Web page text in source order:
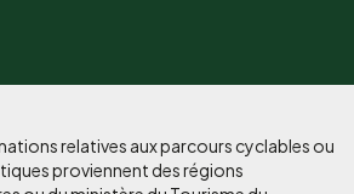
relatives aux parcours cyclables ou
proviennent des régions